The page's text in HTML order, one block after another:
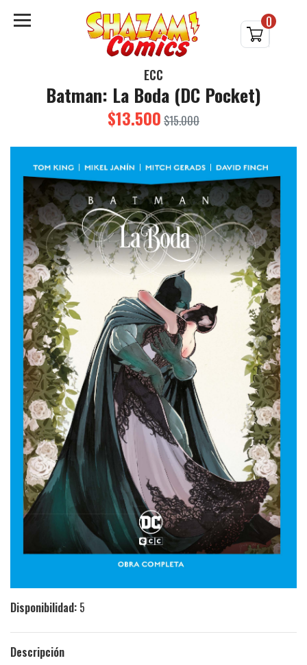
0
ECC
Batman: La Boda (DC Pocket)
$13.500 $15.000
Disponibilidad: 5
Descripción